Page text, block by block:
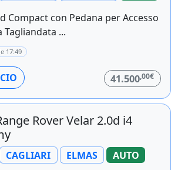
Compact con Pedana per Accesso
...
17:49
41.500,00€
Rover Velar 2.0d i4
CAGLIARI ELMAS AUTO